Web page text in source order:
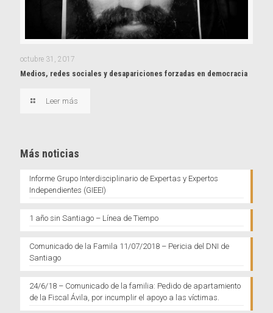
octubre 31, 2017
Medios, redes sociales y desapariciones forzadas en democracia
Leer más
Más noticias
Informe Grupo Interdisciplinario de Expertas y Expertos
Independientes (GIEEI)
1 año sin Santiago – Línea de Tiempo
Comunicado de la Famila 11/07/2018 – Pericia del DNI de
Santiago
24/6/18 – Comunicado de la familia: Pedido de apartamiento
de la Fiscal Ávila, por incumplir el apoyo a las víctimas.